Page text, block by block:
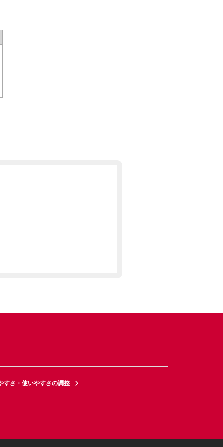
すさ・使いやすさの調整